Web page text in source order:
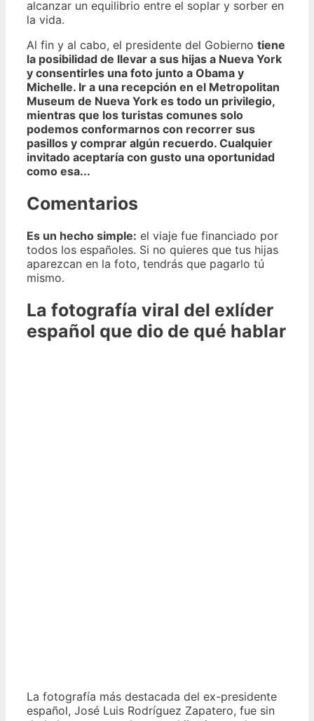
alcanzar un equilibrio entre el soplar y sorber en
la vida.
Al fin y al cabo, el presidente del Gobierno tiene
la posibilidad de llevar a sus hijas a Nueva York
y consentirles una foto junto a Obama y
Michelle. Ir a una recepción en el Metropolitan
Museum de Nueva York es todo un privilegio,
mientras que los turistas comunes solo
podemos conformarnos con recorrer sus
pasillos y comprar algún recuerdo. Cualquier
invitado aceptaría con gusto una oportunidad
como esa...
Comentarios
Es un hecho simple: el viaje fue financiado por
todos los españoles. Si no quieres que tus hijas
aparezcan en la foto, tendrás que pagarlo tú
mismo.
La fotografía viral del exlíder
español que dio de qué hablar
La fotografía más destacada del ex-presidente
español, José Luis Rodríguez Zapatero, fue sin